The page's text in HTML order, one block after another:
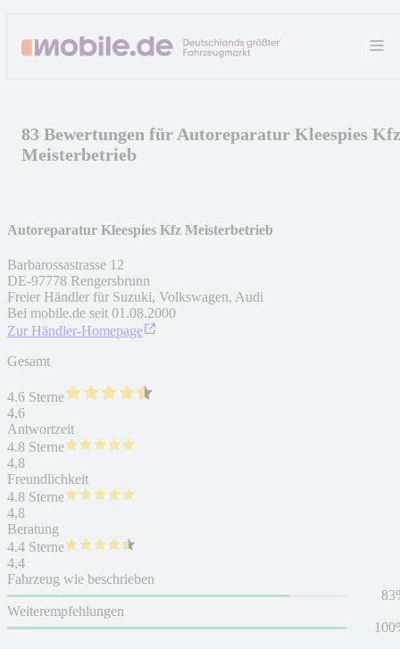
83 Bewertungen für Autoreparatur Kleespies Kfz
Meisterbetrieb
Autoreparatur Kleespies Kfz Meisterbetrieb
Barbarossastrasse 12
DE-97778 Rengersbrunn
Freier Händler für Suzuki, Volkswagen, Audi
Bei mobile.de seit 01.08.2000
Zur Händler-Homepage
Gesamt
4.6 Sterne
4,6
Antwortzeit
4.8 Sterne
4,8
Freundlichkeit
4.8 Sterne
4,8
Beratung
4.4 Sterne
4,4
Fahrzeug wie beschrieben
Weiterempfehlungen